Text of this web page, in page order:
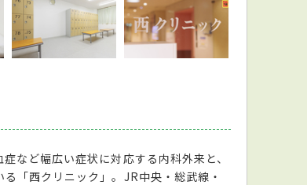
など幅広い症状に対応する内科外来と、
「西クリニック」。JR中央・総武線・